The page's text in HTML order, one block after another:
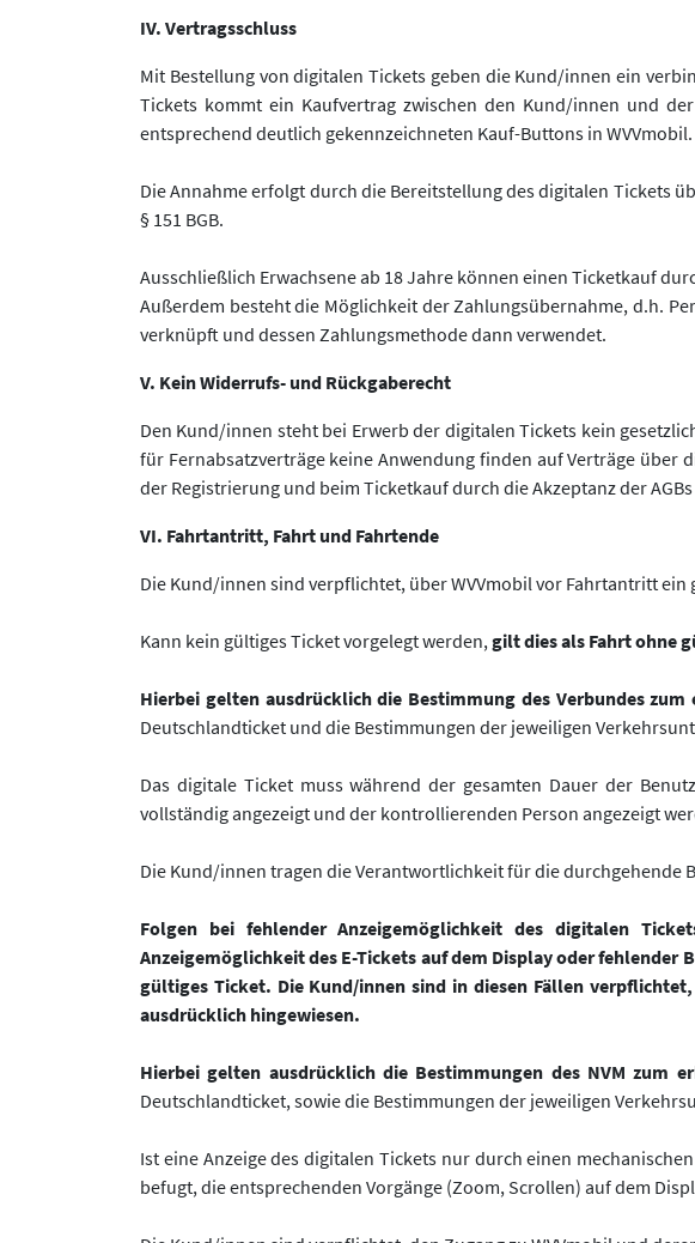
IV. Vertragsschluss
Mit Bestellung von digitalen Tickets geben die Kund/innen ein
Tickets kommt ein Kaufvertrag zwischen den Kund/innen und
entsprechend deutlich gekennzeichneten Kauf-Buttons in
Die Annahme erfolgt durch die Bereitstellung des digitalen Tickets
§ 151 BGB.
Ausschließlich Erwachsene ab 18 Jahre können einen Ticketkauf
Außerdem besteht die Möglichkeit der Zahlungsübernahme, d.h.
verknüpft und dessen Zahlungsmethode dann verwendet.
V. Kein Widerrufs- und Rückgaberecht
Den Kund/innen steht bei Erwerb der digitalen Tickets kein
für Fernabsatzverträge keine Anwendung finden auf Verträge über
der Registrierung und beim Ticketkauf durch die Akzeptanz der
VI. Fahrtantritt, Fahrt und Fahrtende
Die Kund/innen sind verpflichtet, über WVVmobil vor Fahrtantritt ein
Kann kein gültiges Ticket vorgelegt werden,gilt dies als Fahrt ohne
Hierbei gelten ausdrücklich die Bestimmung des Verbundes
Deutschlandticket und die Bestimmungen der jeweiligen
Das digitale Ticket muss während der gesamten Dauer der
vollständig angezeigt und der kontrollierenden Person angezeigt
Die Kund/innen tragen die Verantwortlichkeit für die durchgehende
Folgen bei fehlender Anzeigemöglichkeit des digitalen
Anzeigemöglichkeit des E-Tickets auf dem Display oder
gültiges Ticket. Die Kund/innen sind in diesen Fällen
ausdrücklich hingewiesen.
Hierbei gelten ausdrücklich die Bestimmungen des NVM zum
Deutschlandticket, sowie die Bestimmungen der jeweiligen
Ist eine Anzeige des digitalen Tickets nur durch einen
befugt, die entsprechenden Vorgänge (Zoom, Scrollen) auf dem